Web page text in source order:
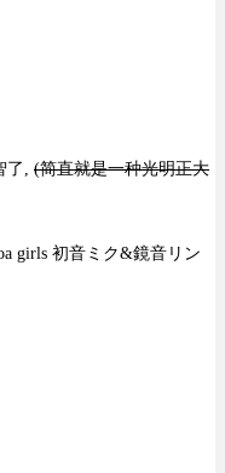
了, (简直就是一种光明正大
girls 初音ミク&鏡音リン